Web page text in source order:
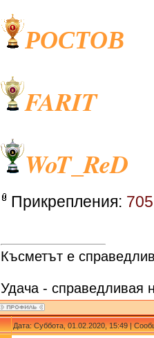
РОСТОВ
FARIT
WoT_ReD
Прикрепления:
Късметът е
Удача - справедливая
Дата: Суббота, 01.02.2020, 15:49 |